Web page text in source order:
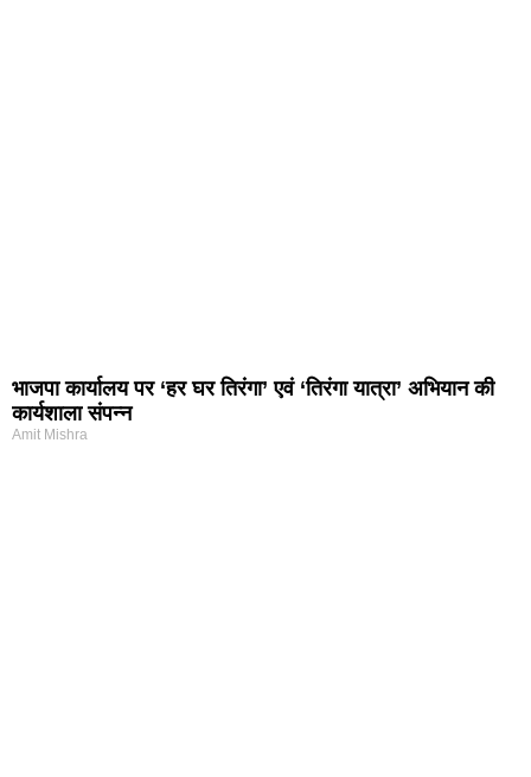
भाजपा कार्यालय पर ‘हर घर तिरंगा’ एवं ‘तिरंगा यात्रा’ अभियान की
कार्यशाला संपन्न
Amit Mishra